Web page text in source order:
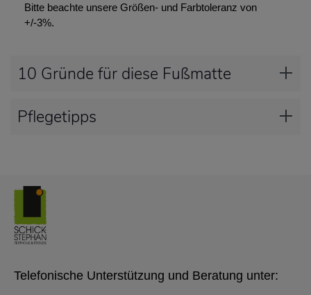
Bitte beachte unsere Größen- und Farbtoleranz von
+/-3%.
10 Gründe für diese Fußmatte
Pflegetipps
Telefonische Unterstützung und Beratung unter: